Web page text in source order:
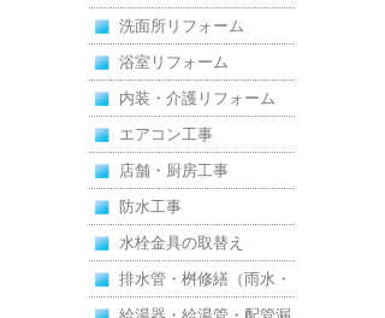
洗面所リフォーム
浴室リフォーム
内装・介護リフォーム
エアコン工事
店舗・厨房工事
防水工事
水栓金具の取替え
排水管・桝修繕（雨水・